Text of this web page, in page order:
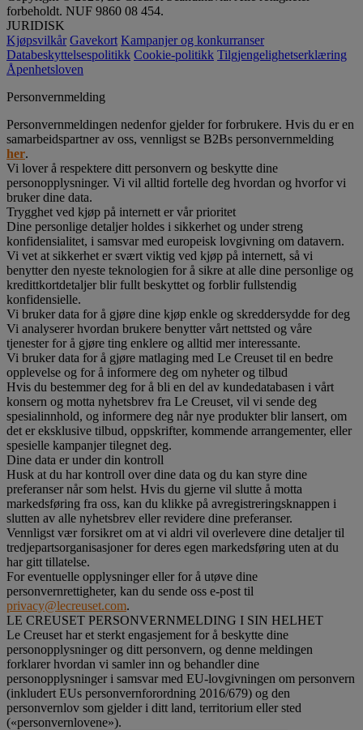
forbeholdt. NUF 9860 08 454.
JURIDISK
Kjøpsvilkår Gavekort Kampanjer og konkurranser
Databeskyttelsespolitikk Cookie-politikk Tilgjengelighetserklæring
Åpenhetsloven
Personvernmelding
Personvernmeldingen nedenfor gjelder for forbrukere. Hvis du er en
samarbeidspartner av oss, vennligst se B2Bs personvernmelding
her.
Vi lover å respektere ditt personvern og beskytte dine
personopplysninger. Vi vil alltid fortelle deg hvordan og hvorfor vi
bruker dine data.
Trygghet ved kjøp på internett er vår prioritet
Dine personlige detaljer holdes i sikkerhet og under streng
konfidensialitet, i samsvar med europeisk lovgivning om datavern.
Vi vet at sikkerhet er svært viktig ved kjøp på internett, så vi
benytter den nyeste teknologien for å sikre at alle dine personlige og
kredittkortdetaljer blir fullt beskyttet og forblir fullstendig
konfidensielle.
Vi bruker data for å gjøre dine kjøp enkle og skreddersydde for deg
Vi analyserer hvordan brukere benytter vårt nettsted og våre
tjenester for å gjøre ting enklere og alltid mer interessante.
Vi bruker data for å gjøre matlaging med Le Creuset til en bedre
opplevelse og for å informere deg om nyheter og tilbud
Hvis du bestemmer deg for å bli en del av kundedatabasen i vårt
konsern og motta nyhetsbrev fra Le Creuset, vil vi sende deg
spesialinnhold, og informere deg når nye produkter blir lansert, om
det er eksklusive tilbud, oppskrifter, kommende arrangementer, eller
spesielle kampanjer tilegnet deg.
Dine data er under din kontroll
Husk at du har kontroll over dine data og du kan styre dine
preferanser når som helst. Hvis du gjerne vil slutte å motta
markedsføring fra oss, kan du klikke på avregistreringsknappen i
slutten av alle nyhetsbrev eller revidere dine preferanser.
Vennligst vær forsikret om at vi aldri vil overlevere dine detaljer til
tredjepartsorganisasjoner for deres egen markedsføring uten at du
har gitt tillatelse.
For eventuelle opplysninger eller for å utøve dine
personvernrettigheter, kan du sende oss e-post til
privacy@lecreuset.com.
LE CREUSET PERSONVERNMELDING I SIN HELHET
Le Creuset har et sterkt engasjement for å beskytte dine
personopplysninger og ditt personvern, og denne meldingen
forklarer hvordan vi samler inn og behandler dine
personopplysninger i samsvar med EU-lovgivningen om personvern
(inkludert EUs personvernforordning 2016/679) og den
personvernlov som gjelder i ditt land, territorium eller sted
(«personvernlovene»).